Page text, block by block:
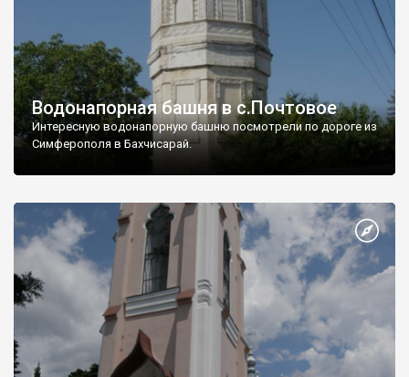
Водонапорная башня в с.Почтовое
Интересную водонапорную башню посмотрели по дороге из
Симферополя в Бахчисарай.